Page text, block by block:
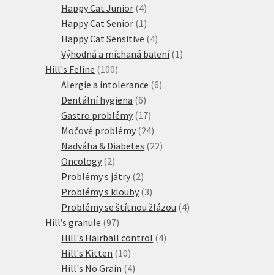
Happy Cat Junior 44
produkty
Happy Cat Senior 1 1
produkt
Happy Cat Sensitive 44
produkty
Výhodná a míchaná balení 1 1
Hill's Feline 100100
produktů
Alergie a intolerance 66
Dentální hygiena 66
produktů
Gastro problémy 1717
produktů
Močové problémy 2424
produktů
Nadváha & Diabetes 2222
Oncology 22
produkty
Problémy s játry 22
produkty
Problémy s klouby 33
produkty
Problémy se štítnou žlázou 44
Hill’s granule 9797
produktů
Hill's Hairball control 44
Hill's Kitten 1010
produktů
Hill's No Grain 44